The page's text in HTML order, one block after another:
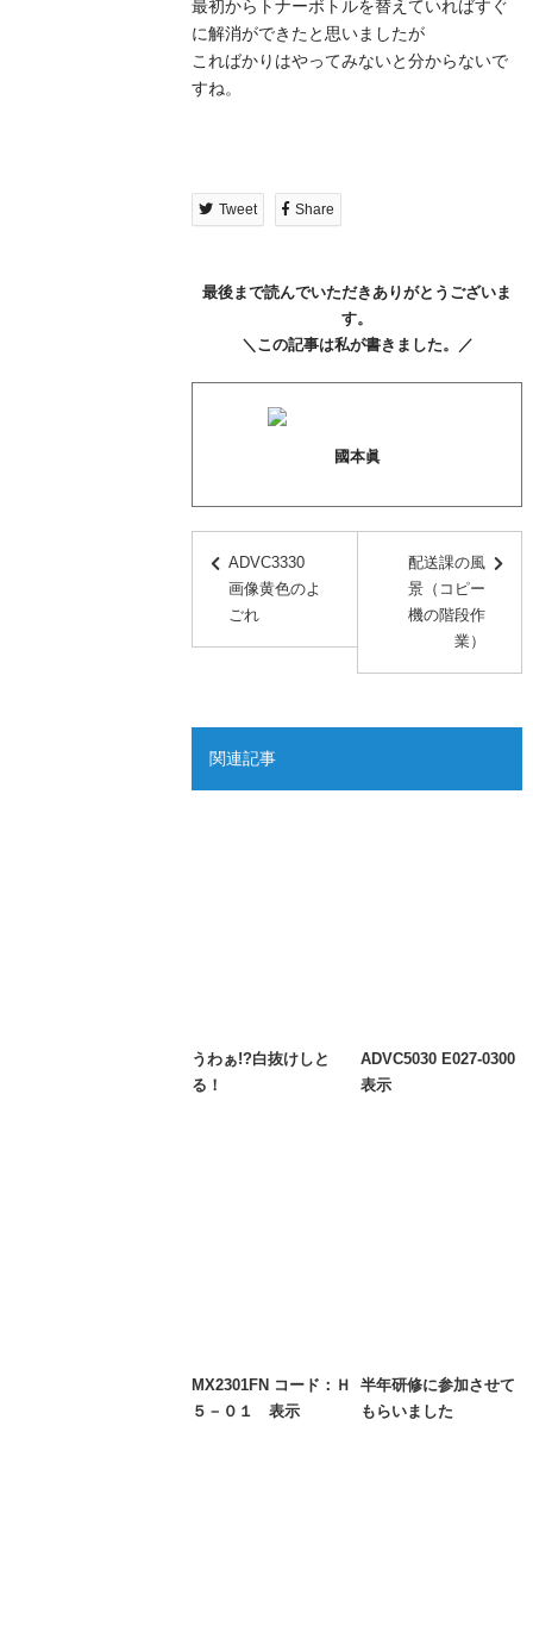
最初からトナーボトルを替えていればすぐ
に解消ができたと思いましたが
こればかりはやってみないと分からないで
すね。
Tweet Share
最後まで読んでいただきありがとうございま
す。
＼この記事は私が書きました。／
國本眞
ADVC3330
画像黄色のよ
ごれ
配送課の風
景（コピー
機の階段作
業）
関連記事
うわぁ!?白抜けしと
る！
ADVC5030 E027-0300
表示
MX2301FN コード：Ｈ
５－０１ 表示
半年研修に参加させて
もらいました